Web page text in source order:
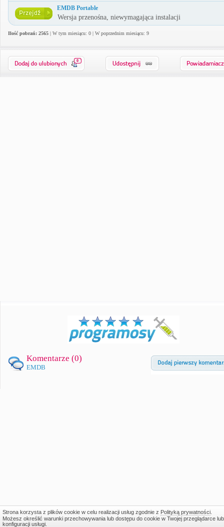
EMDB Portable
Wersja przenośna, niewymagająca instalacji
Ilość pobrań: 2565 | W tym miesiącu: 0 | W poprzednim miesiącu: 9
0
Komentarze (0)
EMDB
Strona korzysta z plików cookie w celu realizacji usług zgodnie z Polityką prywatności.
Możesz określić warunki przechowywania lub dostępu do cookie w Twojej przeglądarce lub
konfiguracji usługi.